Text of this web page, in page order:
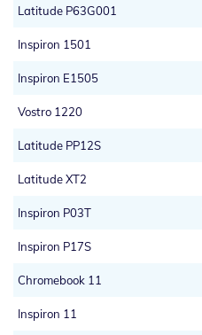
Latitude P63G001
Inspiron 1501
Inspiron E1505
Vostro 1220
Latitude PP12S
Latitude XT2
Inspiron P03T
Inspiron P17S
Chromebook 11
Inspiron 11